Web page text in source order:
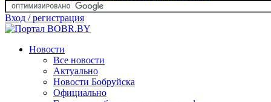
Вход / регистрация
Новости
Все новости
Актуально
Новости Бобруйска
Официально